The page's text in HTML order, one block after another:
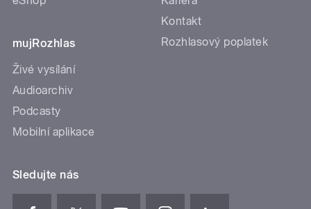
mujRozhlas
Živé vysílání
Audioarchiv
Podcasty
Mobilní aplikace
Kontakt
Rozhlasový poplatek
Sledujte nás